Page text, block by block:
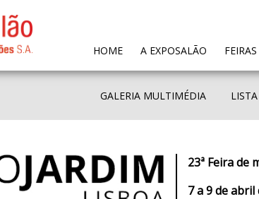
HOME(CURRENT)
A EXPOSALÃO FEIRAS
GALERIA MULTIMÉDIA
23ª Feira de
7 a 9 de abril